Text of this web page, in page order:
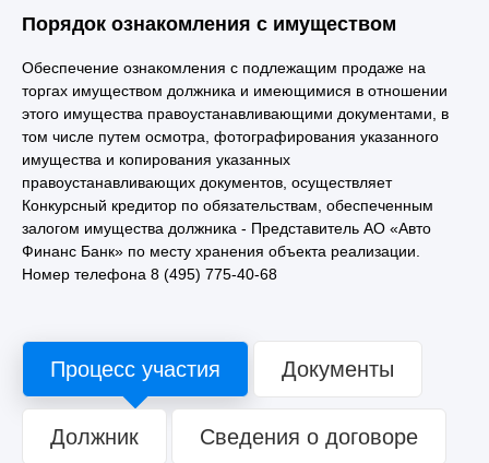
Порядок ознакомления с имуществом
Обеспечение ознакомления с подлежащим продаже на
торгах имуществом должника и имеющимися в отношении
этого имущества правоустанавливающими документами, в
том числе путем осмотра, фотографирования указанного
имущества и копирования указанных
правоустанавливающих документов, осуществляет
Конкурсный кредитор по обязательствам, обеспеченным
залогом имущества должника - Представитель АО «Авто
Финанс Банк» по месту хранения объекта реализации.
Номер телефона 8 (495) 775-40-68
Процесс участия Документы
Должник Сведения о договоре